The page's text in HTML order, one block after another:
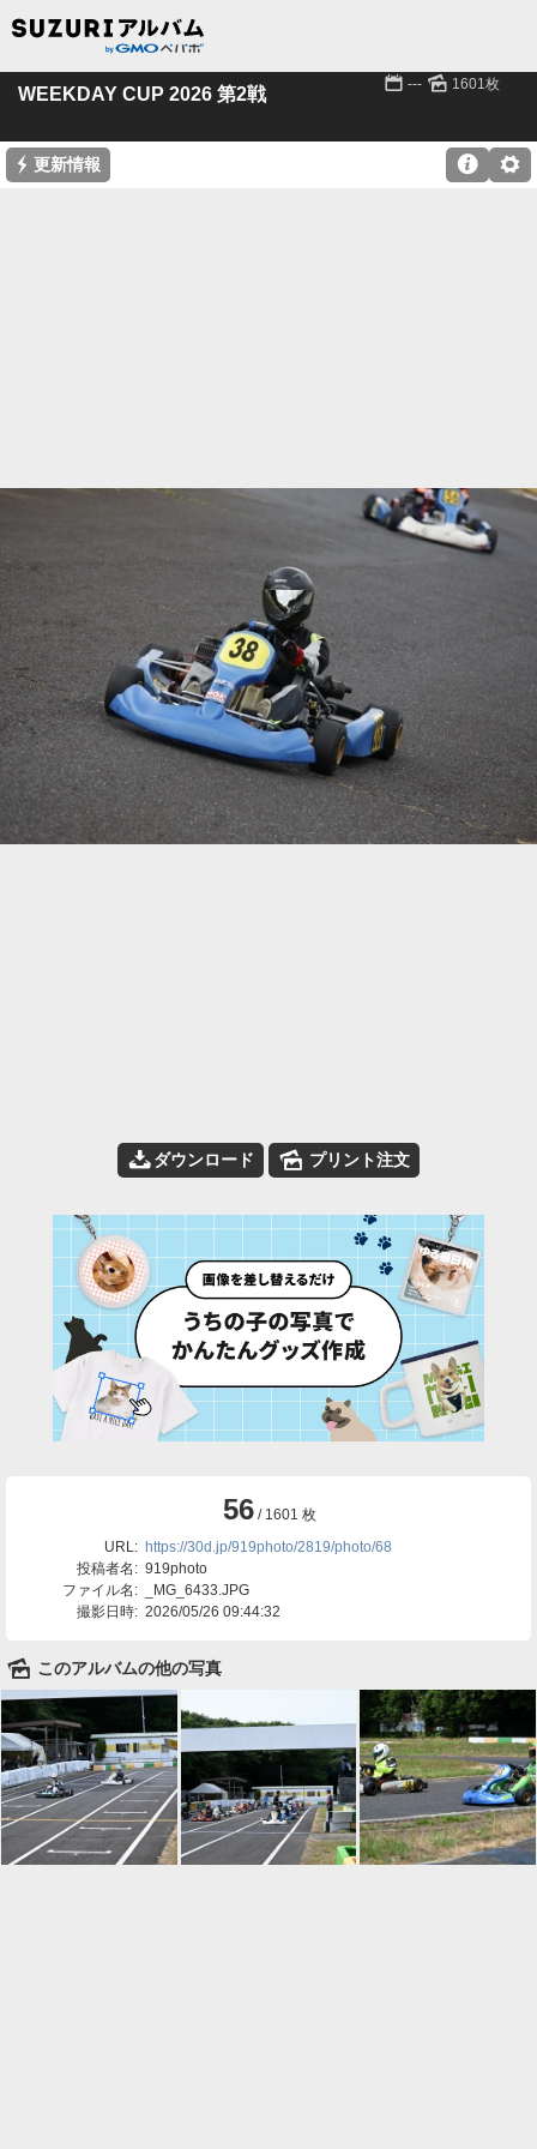
WEEKDAY CUP 2026 第2戦 📅 --- 🌄 1601枚
⚡ 更新情報 ⚙

📥ダウンロード 🌄 プリント注文
56/ 1601 枚
URL: https://30d.jp/919photo/2819/photo/68
投稿者名: 919photo
ファイル名:
_MG_6433.JPG
撮影日時: 2026/05/26 09:44:32
🌄 このアルバムの他の写真